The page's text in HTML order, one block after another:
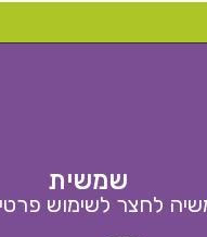
לחצר לשימוש פרטי
שמשית